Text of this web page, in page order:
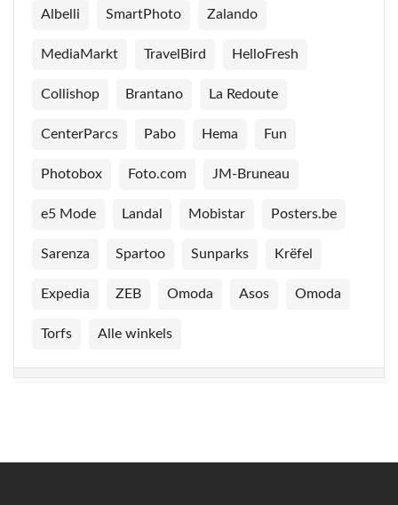
Albelli SmartPhoto Zalando
MediaMarkt TravelBird HelloFresh
Collishop Brantano La Redoute
CenterParcs Pabo Hema Fun
Photobox Foto.com JM-Bruneau
e5 Mode Landal Mobistar Posters.be
Sarenza Spartoo Sunparks Krëfel
Expedia ZEB Omoda Asos Omoda
Torfs Alle winkels